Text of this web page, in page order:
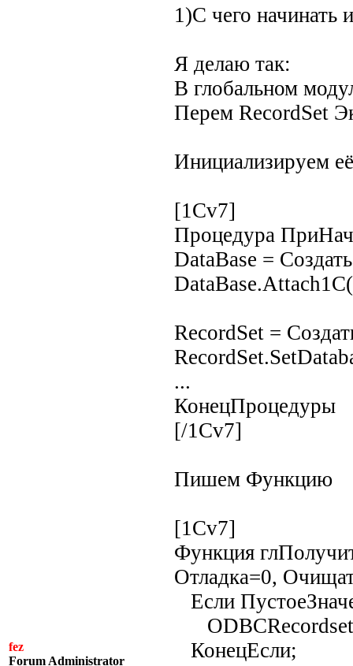
fez
Forum Administrator
1)С чего начинать
Я делаю так:
В глобальном
Перем RecordSet
Инициализируем
[1Cv7]
Процедура
DataBase =
RecordSet =
...
КонецПроцедуры
[/1Cv7]
Пишем Функцию
[1Cv7]
Функция
Отладка=0,
Если
ODBCRecordset
КонецЕсли;